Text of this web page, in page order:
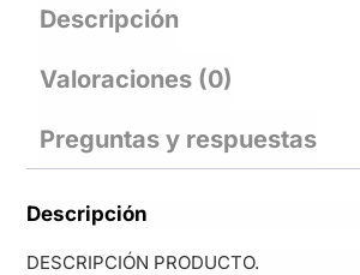
Descripción
Valoraciones (0)
Preguntas y respuestas
Descripción
DESCRIPCIÓN PRODUCTO.